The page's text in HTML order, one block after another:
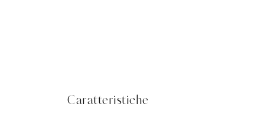
Caratteristiche